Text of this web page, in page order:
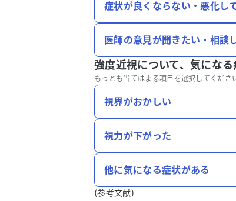
症状が良くならない・悪化し
医師の意見が聞きたい・相談
強度近視について、 気になる
もっとも当てはまる項目を選択してくださ
視界がおかしい
視力が下がった
他に気になる症状がある
(参考文献)